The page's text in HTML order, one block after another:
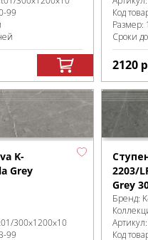
-99
Код
Размер:
Сроки
2120
K-
Grey
300x1200x10
-99
2203/
Grey
Бренд:
Артикул:
Код